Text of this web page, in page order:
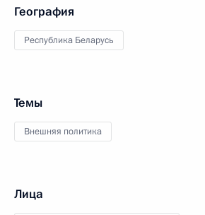
География
Республика Беларусь
Темы
Внешняя политика
Лица